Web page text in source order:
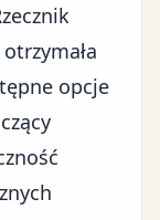
opcje